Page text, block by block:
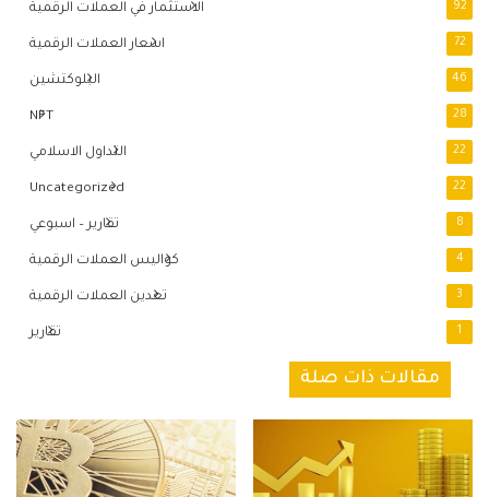
الاستثمار في العملات الرقمية 92
اسعار العملات الرقمية 72
البلوكتشين 46
NFT 28
التداول الاسلامي 22
Uncategorized 22
تقارير – اسبوعي 8
كواليس العملات الرقمية 4
تعدين العملات الرقمية 3
تقارير 1
مقالات ذات صلة